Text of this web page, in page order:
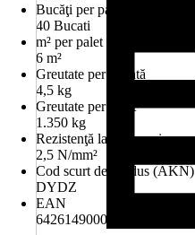
Bucăţi per palet
40 Bucati
m² per palet
6 m²
Greutate per bucată
4,5 kg
Greutate per palet
1.350 kg
Rezistenţă la compresiune
2,5 N/mm²
Cod scurt de produs (AKN)
DYDZ
EAN
6426149000093